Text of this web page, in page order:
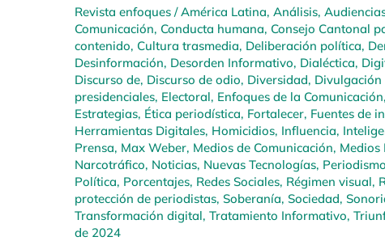
Revista enfoques /América Latina, Análisis,
Comunicación, Conducta humana, Consejo Cantonal
contenido, Cultura trasmedia, Deliberación política,
Desinformación, Desorden Informativo, Dialéctica,
Discurso de, Discurso de odio, Diversidad, Divulgación
presidenciales, Electoral, Enfoques de la Comunicación,
Estrategias, Ética periodística, Fortalecer, Fuentes de
Herramientas Digitales, Homicidios, Influencia,
Prensa, Max Weber, Medios de Comunicación, Medios
Narcotráfico, Noticias, Nuevas Tecnologías, Periodismo
Política, Porcentajes, Redes Sociales, Régimen visual,
protección de periodistas, Soberanía, Sociedad,
Transformación digital, Tratamiento Informativo,
de 2024